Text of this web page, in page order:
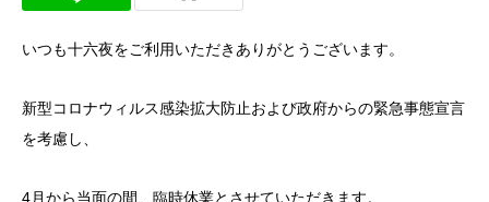
いつも十六夜をご利用いただきありがとうございます。
新型コロナウィルス感染拡大防止および政府からの緊急事態宣言
を考慮し、
4月から当面の間、臨時休業とさせていただきます。